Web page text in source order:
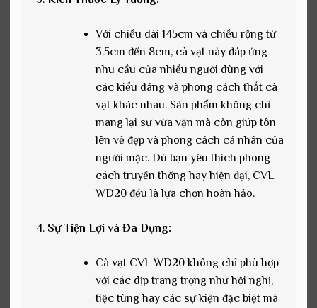
Với chiều dài 145cm và chiều rộng từ
3.5cm đến 8cm, cà vạt này đáp ứng
nhu cầu của nhiều người dùng với
các kiểu dáng và phong cách thắt cà
vạt khác nhau. Sản phẩm không chỉ
mang lại sự vừa vặn mà còn giúp tôn
lên vẻ đẹp và phong cách cá nhân của
người mặc. Dù bạn yêu thích phong
cách truyền thống hay hiện đại, CVL-
WD20 đều là lựa chọn hoàn hảo.
Sự Tiện Lợi và Đa Dụng:
Cà vạt CVL-WD20 không chỉ phù hợp
với các dịp trang trọng như hội nghị,
tiệc tùng hay các sự kiện đặc biệt mà